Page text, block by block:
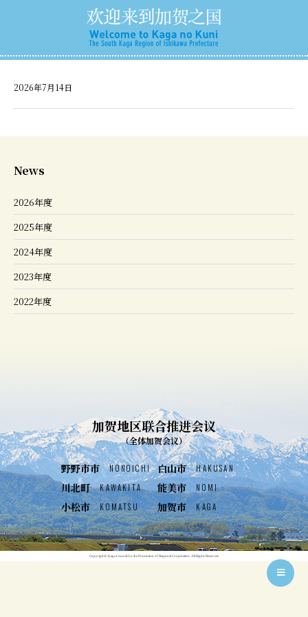
2026年7月14日
News
2026年度
2025年度
2024年度
2023年度
2022年度
加贺地区联合推进会议
（全体加贺会议）
野野市市 NONOICHI 白山市 HAKUSAN
川北町 KAWAKITA 能美市 NOMI
小松市 KOMATSU 加贺市 KAGA
Copyright© Kaga Council for the Promotion of Regional Cooperation. All Rights Reserved.